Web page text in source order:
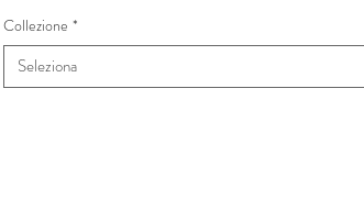
Collezione *
Seleziona